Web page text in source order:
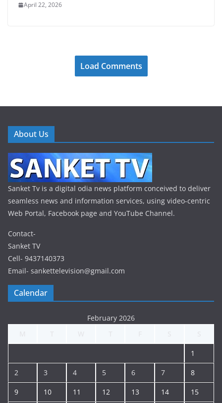
April 22, 2026
Load Comments
About Us
Sanket Tv is a digital odia news platform conceived to deliver
seamless news and information services, using video-centric
Web Portal, Facebook page and YouTube Channel.
Contact-
Sanket TV
Cell- 9437140373
Email- sankettelevision@gmail.com
Calendar
February 2026
1
2 3 4 5 6 7 8
9 10 11 12 13 14 15